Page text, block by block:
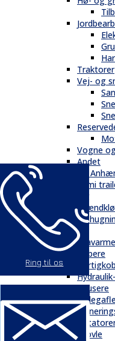
Ring til os
Traktorer
Vej- og
Vogne
Andet
Trailere /
Semi
Skovbrug
Tilbehør
Gravarme
Gribere
Knusere
Skovle